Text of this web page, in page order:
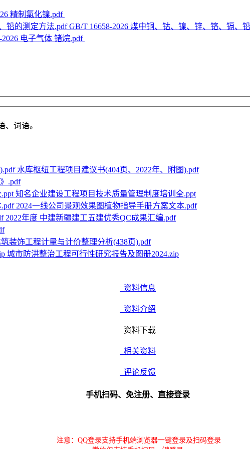
精制氯化镍.pdf
GB/T 16658-2026 煤中铜、钴、镍、锌、铬、镉、
2026 电子气体 锗烷.pdf
词语。
水库枢纽工程项目建议书(404页、2022年、附图).pdf
.pdf
知名企业建设工程项目技术质量管理制度培训全.ppt
2024一线公司景观效果图植物指导手册方案文本.pdf
2022年度 中建新疆建工五建优秀QC成果汇编.pdf
装饰工程计量与计价整理分析(438页).pdf
城市防洪整治工程可行性研究报告及图册2024.zip
资料信息
资料介绍
资料下载
相关资料
评论反馈
手机扫码、免注册、直接登录
注意：QQ登录支持手机端浏览器一键登录及扫码登录